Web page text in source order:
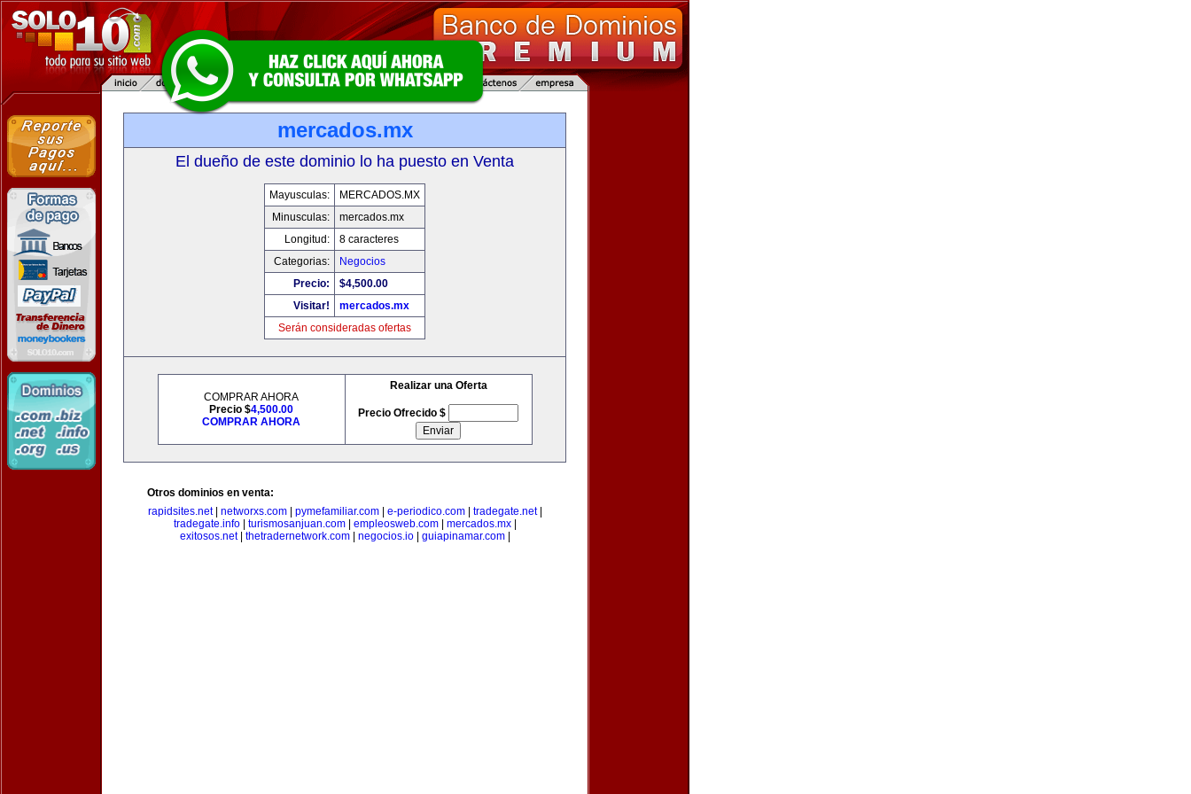
mercados.mx
El dueño de este dominio lo ha puesto en Venta
Mayusculas:
MERCADOS.MX
Minusculas:
mercados.mx
Longitud:
8 caracteres
Categorias:
Negocios
Precio:
$4,500.00
Visitar!
mercados.mx
Serán consideradas ofertas
COMPRAR AHORA
Precio $4,500.00
COMPRAR AHORA
Realizar una Oferta
Precio Ofrecido $
Otros dominios en venta:
rapidsites.net| networxs.com| pymefamiliar.com| e-periodico.com| tradegate.net|
tradegate.info| turismosanjuan.com| empleosweb.com| mercados.mx|
exitosos.net| thetradernetwork.com| negocios.io| guiapinamar.com|